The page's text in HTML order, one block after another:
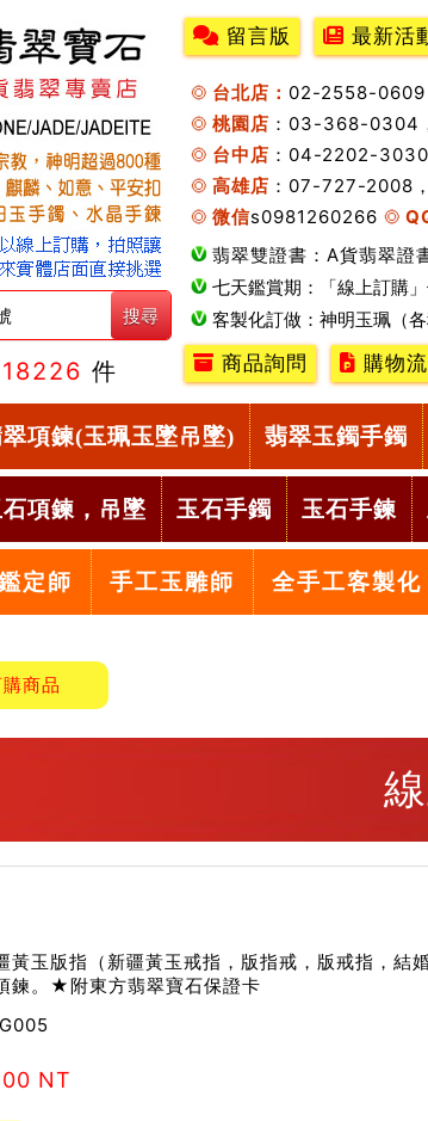
18226 件
留言版 最新活
台北店： 02-2558-0609
桃園店 ：03-368-0304
台中店 ：04-2202-
高雄店 ：07-727-2008，
微信s0981260266
翡翠雙證書：A貨翡翠證
七天鑑賞期：「線上訂購
客製化訂做：神明玉珮（
商品詢問
購物
項鍊(玉珮玉墜吊墜) 翡翠玉鐲手鐲
石項鍊，吊墜 玉石手鐲 玉石手鍊
定師 手工玉雕師 全手工客製
商品
黃玉版指（新疆黃玉戒指，版指戒，版戒指，
鍊。★附東方翡翠寶石保證卡
NT